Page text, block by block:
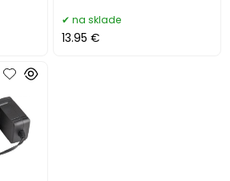
na sklade
13.95 €